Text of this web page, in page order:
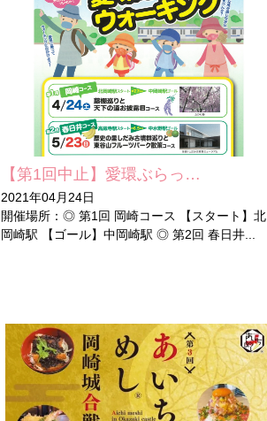
【第1回中止】愛環ぶらっ…
2021年04月24日
開催場所：◎ 第1回 岡崎コース 【スタート】北
岡崎駅 【ゴール】中岡崎駅 ◎ 第2回 春日井...